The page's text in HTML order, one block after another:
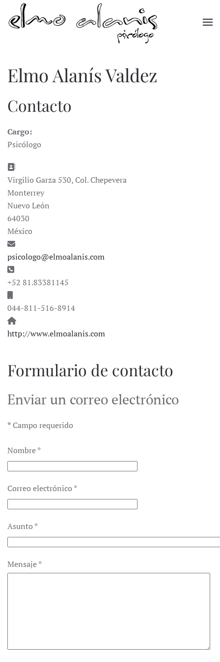
Skip to main content
Elmo Alanís Valdez
Contacto
Cargo:
Psicólogo
Dirección postal:
Virgilio Garza 530, Col. Chepevera
Monterrey
Nuevo León
64030
México
Correo electrónico:
psicologo@elmoalanis.com
Teléfono:
+52 81.83381145
044-811-516-8914
Sitio web:
http://www.elmoalanis.com
Formulario de contacto
Enviar un correo electrónico
* Campo requerido
Nombre*
Correo electrónico *
Asunto *
Mensaje*